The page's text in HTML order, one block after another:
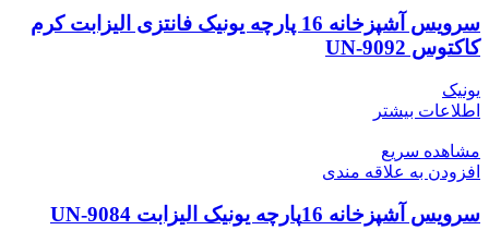
سرویس آشپزخانه 16 پارچه یونیک فانتزی الیزابت کرم
کاکتوس UN-9092
یونیک
اطلاعات بیشتر
مشاهده سریع
افزودن به علاقه مندی
سرویس آشپزخانه 16پارچه یونیک الیزابت UN-9084